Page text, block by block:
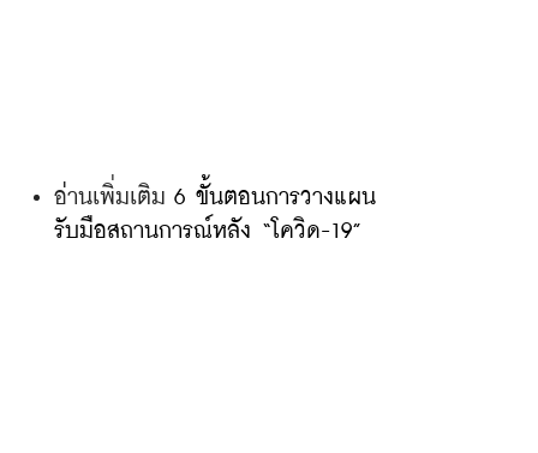
อ่านเพิ่มเติม 6 ขั้นตอนการวางแผน
รับมือสถานการณ์หลัง “โควิด-19”